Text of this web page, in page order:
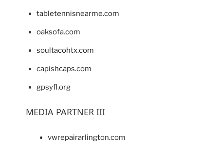
tabletennisnearme.com
oaksofa.com
soultacohtx.com
capishcaps.com
gpsyfl.org
MEDIA PARTNER III
vwrepairarlington.com